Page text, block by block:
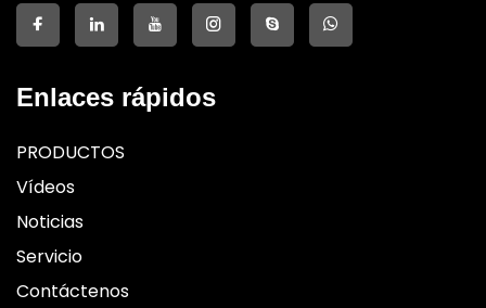
Enlaces rápidos
PRODUCTOS
Vídeos
Noticias
Servicio
Contáctenos